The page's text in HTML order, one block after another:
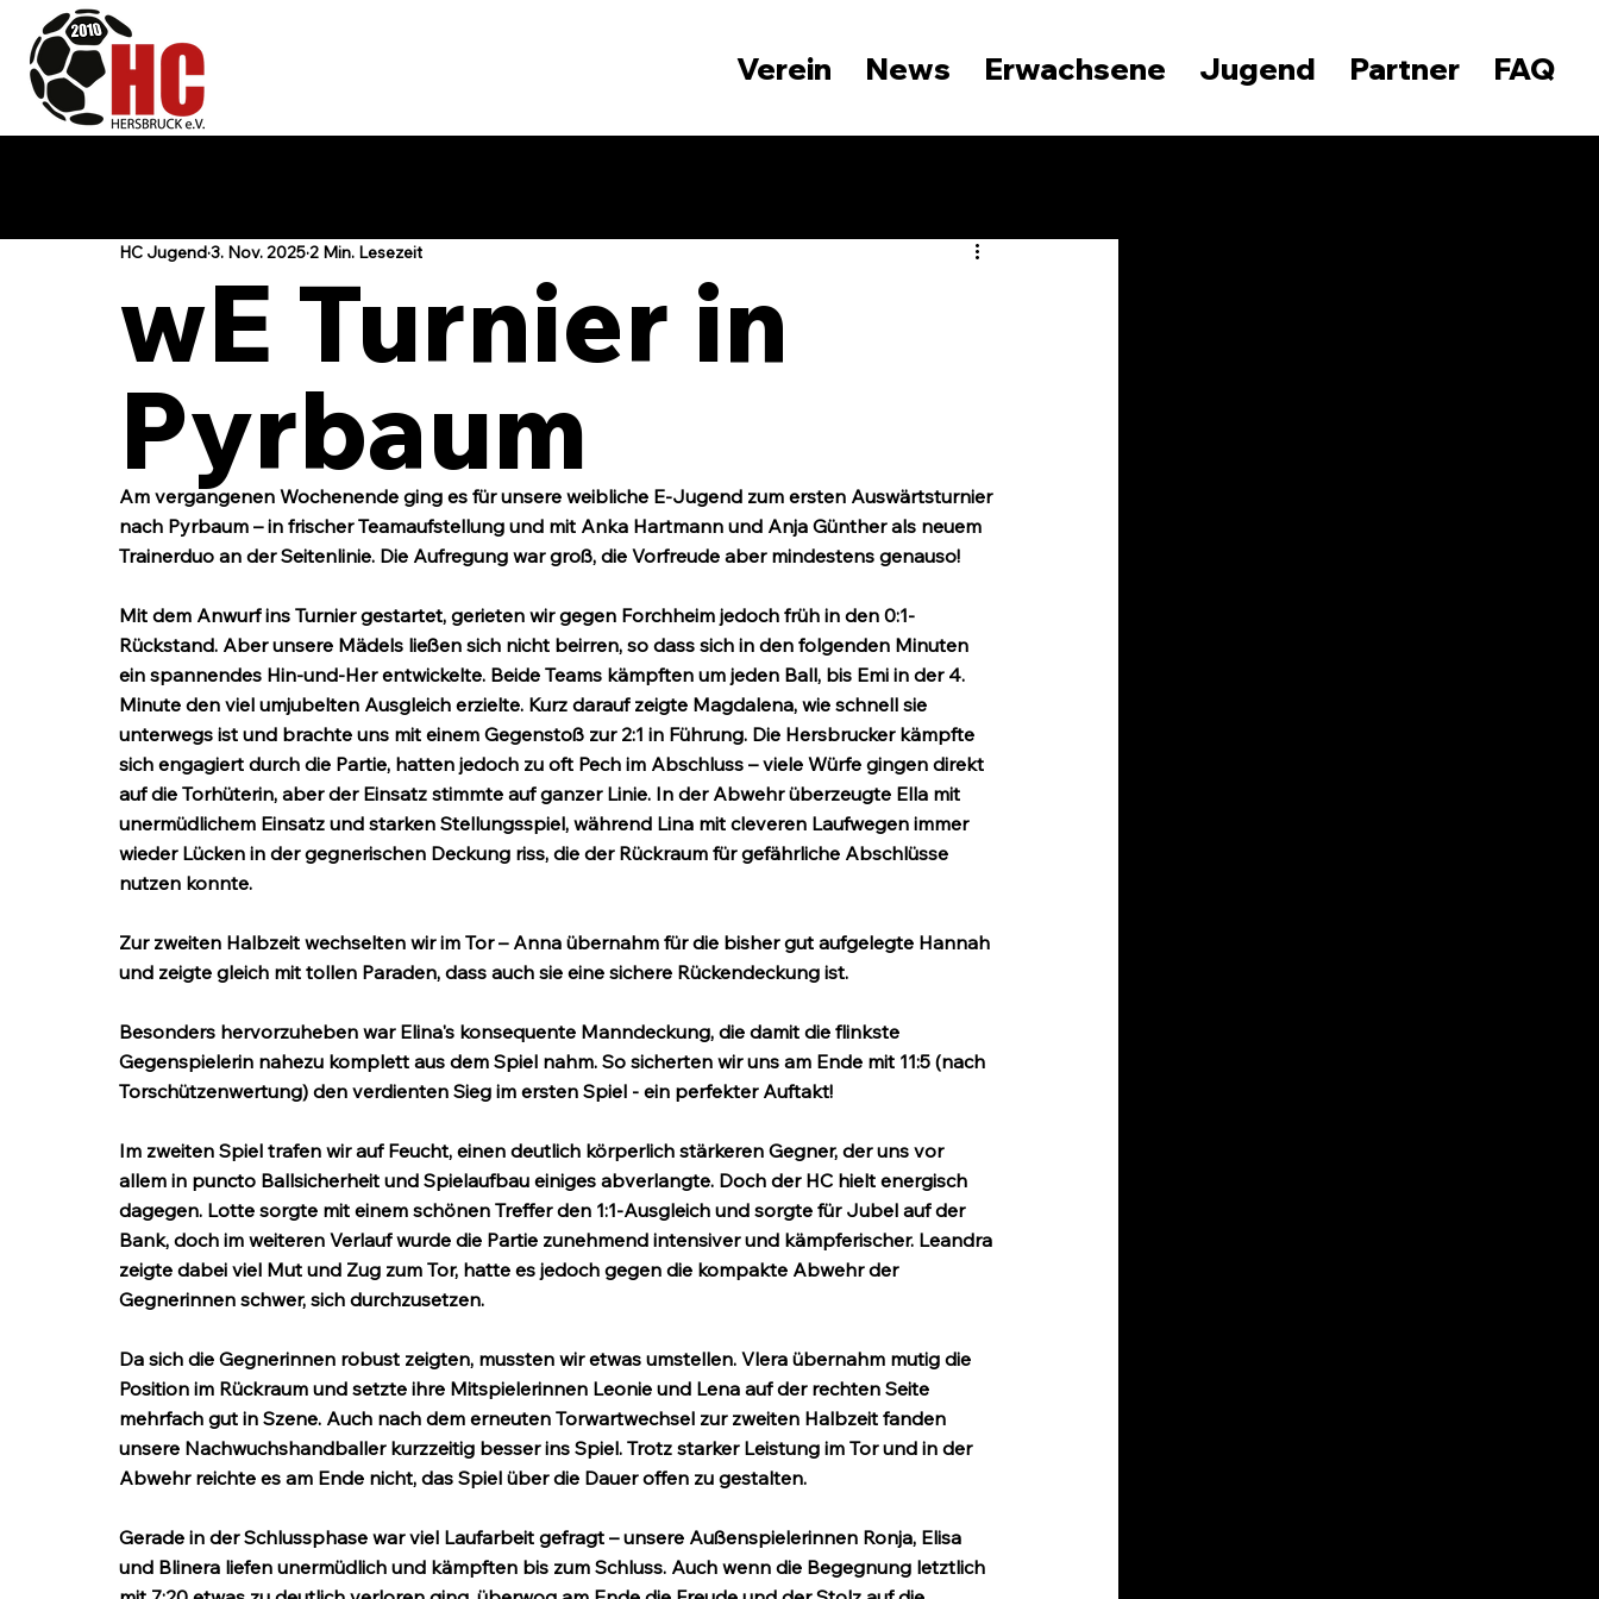
Verein News Erwachsene Jugend Partner FAQ
wE Turnier in
Pyrbaum
HC Jugend3. Nov. 20252 Min. Lesezeit
Am vergangenen Wochenende ging es für unsere weibliche E-Jugend zum ersten Auswärtsturnier
nach Pyrbaum – in frischer Teamaufstellung und mit Anka Hartmann und Anja Günther als neuem
Trainerduo an der Seitenlinie. Die Aufregung war groß, die Vorfreude aber mindestens genauso!
Mit dem Anwurf ins Turnier gestartet, gerieten wir gegen Forchheim jedoch früh in den 0:1-
Rückstand. Aber unsere Mädels ließen sich nicht beirren, so dass sich in den folgenden Minuten
ein spannendes Hin-und-Her entwickelte. Beide Teams kämpften um jeden Ball, bis Emi in der 4.
Minute den viel umjubelten Ausgleich erzielte. Kurz darauf zeigte Magdalena, wie schnell sie
unterwegs ist und brachte uns mit einem Gegenstoß zur 2:1 in Führung. Die Hersbrucker kämpfte
sich engagiert durch die Partie, hatten jedoch zu oft Pech im Abschluss – viele Würfe gingen direkt
auf die Torhüterin, aber der Einsatz stimmte auf ganzer Linie. In der Abwehr überzeugte Ella mit
unermüdlichem Einsatz und starken Stellungsspiel, während Lina mit cleveren Laufwegen immer
wieder Lücken in der gegnerischen Deckung riss, die der Rückraum für gefährliche Abschlüsse
nutzen konnte.
Zur zweiten Halbzeit wechselten wir im Tor – Anna übernahm für die bisher gut aufgelegte Hannah
und zeigte gleich mit tollen Paraden, dass auch sie eine sichere Rückendeckung ist.
Besonders hervorzuheben war Elina's konsequente Manndeckung, die damit die flinkste
Gegenspielerin nahezu komplett aus dem Spiel nahm. So sicherten wir uns am Ende mit 11:5 (nach
Torschützenwertung) den verdienten Sieg im ersten Spiel - ein perfekter Auftakt!
Im zweiten Spiel trafen wir auf Feucht, einen deutlich körperlich stärkeren Gegner, der uns vor
allem in puncto Ballsicherheit und Spielaufbau einiges abverlangte. Doch der HC hielt energisch
dagegen. Lotte sorgte mit einem schönen Treffer den 1:1-Ausgleich und sorgte für Jubel auf der
Bank, doch im weiteren Verlauf wurde die Partie zunehmend intensiver und kämpferischer. Leandra
zeigte dabei viel Mut und Zug zum Tor, hatte es jedoch gegen die kompakte Abwehr der
Gegnerinnen schwer, sich durchzusetzen.
Da sich die Gegnerinnen robust zeigten, mussten wir etwas umstellen. Vlera übernahm mutig die
Position im Rückraum und setzte ihre Mitspielerinnen Leonie und Lena auf der rechten Seite
mehrfach gut in Szene. Auch nach dem erneuten Torwartwechsel zur zweiten Halbzeit fanden
unsere Nachwuchshandballer kurzzeitig besser ins Spiel. Trotz starker Leistung im Tor und in der
Abwehr reichte es am Ende nicht, das Spiel über die Dauer offen zu gestalten.
Gerade in der Schlussphase war viel Laufarbeit gefragt – unsere Außenspielerinnen Ronja, Elisa
und Blinera liefen unermüdlich und kämpften bis zum Schluss. Auch wenn die Begegnung letztlich